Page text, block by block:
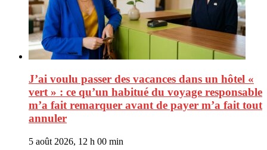
J’ai voulu passer des vacances dans un hôtel «
vert » : ce qu’un habitué du voyage responsable
m’a fait remarquer avant de payer m’a fait tout
annuler
5 août 2026, 12 h 00 min